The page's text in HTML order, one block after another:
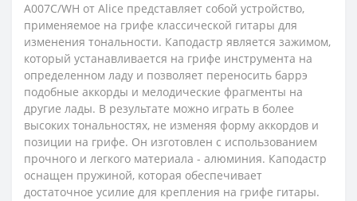
A007C/WH от Alice представляет собой устройство,
применяемое на грифе классической гитары для
изменения тональности. Каподастр является зажимом,
который устанавливается на грифе инструмента на
определенном ладу и позволяет переносить баррэ
подобные аккорды и мелодические фрагменты на
другие лады. В результате можно играть в более
высоких тональностях, не изменяя форму аккордов и
позиции на грифе. Он изготовлен с использованием
прочного и легкого материала - алюминия. Каподастр
оснащен пружиной, которая обеспечивает
достаточное усилие для крепления на грифе гитары.